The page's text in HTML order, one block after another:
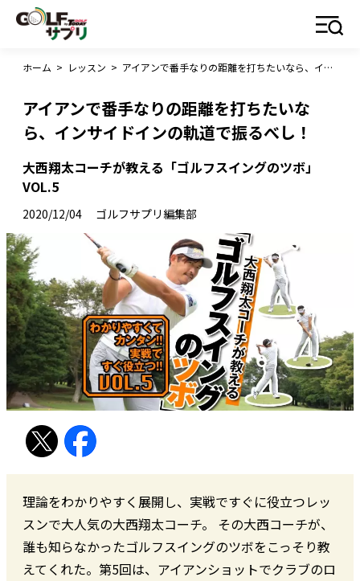
ホーム > レッスン > アイアンで番手なりの距離を打ちたいなら、インサイドインの軌道で振るべし！
アイアンで番手なりの距離を打ちたいな
ら、インサイドインの軌道で振るべし！
大西翔太コーチが教える「ゴルフスイングのツボ」
VOL.5
2020/12/04 ゴルフサプリ編集部
理論をわかりやすく展開し、実戦ですぐに役立つレッ
スンで大人気の大西翔太コーチ。 その大西コーチが、
誰も知らなかったゴルフスイングのツボをこっそり教
えてくれた。第5回は、アイアンショットでクラブのロ